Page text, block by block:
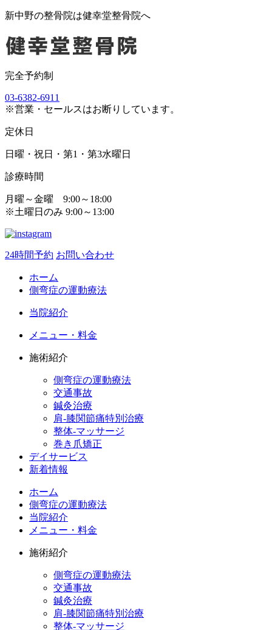
新中野の整骨院は健幸堂整骨院へ
完全予約制
03-6382-6911
※営業・セールスはお断りしています。
定休日
日曜・祝日・第1・第3水曜日
診療時間
月曜～金曜 9:00～18:00
※土曜日のみ 9:00～13:00
24時間予約 お問い合わせ
ホーム
側弯症の運動療法
当院紹介
メニュー・料金
施術紹介
側弯症の運動療法
交通事故
鍼灸治療
肩-膝関節痛特別治療
整体-マッサージ
巻き爪矯正
デイサービス
新着情報
ホーム
側弯症の運動療法
当院紹介
メニュー・料金
施術紹介
側弯症の運動療法
交通事故
鍼灸治療
肩-膝関節痛特別治療
整体-マッサージ